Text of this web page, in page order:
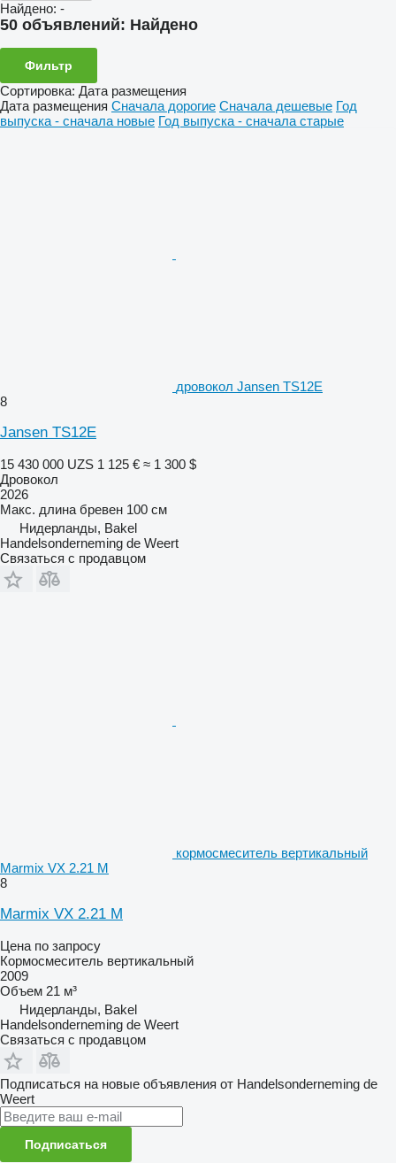
Найдено: -
50 объявлений: Найдено
Фильтр
Сортировка: Дата размещения
Дата размещения Сначала дорогие Сначала дешевые Год
выпуска - сначала новые Год выпуска - сначала старые
дровокол Jansen TS12E
8
Jansen TS12E
15 430 000 UZS 1 125 € ≈ 1 300 $
Дровокол
2026
Макс. длина бревен 100 см
Нидерланды, Bakel
Handelsonderneming de Weert
Связаться с продавцом
кормосмеситель вертикальный
Marmix VX 2.21 M
8
Marmix VX 2.21 M
Цена по запросу
Кормосмеситель вертикальный
2009
Объем 21 м³
Нидерланды, Bakel
Handelsonderneming de Weert
Связаться с продавцом
Подписаться на новые объявления от Handelsonderneming de
Weert
Подписаться